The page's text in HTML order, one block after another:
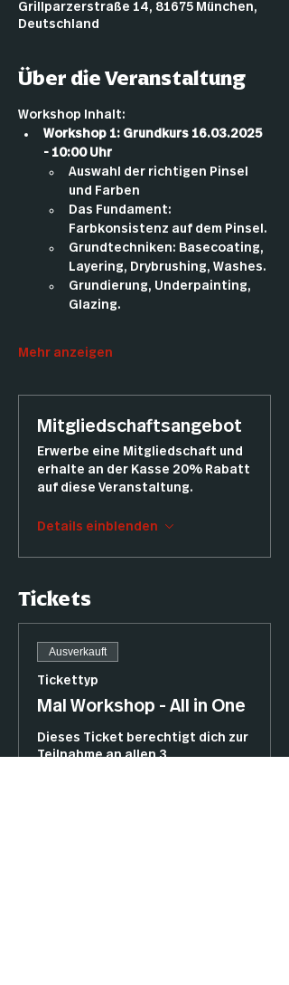
Grillparzerstraße 14, 81675 München,
Deutschland
Über die Veranstaltung
Workshop Inhalt:
Workshop 1: Grundkurs 16.03.2025
- 10:00 Uhr
Auswahl der richtigen Pinsel
und Farben
Das Fundament:
Farbkonsistenz auf dem Pinsel.
Grundtechniken: Basecoating,
Layering, Drybrushing, Washes.
Grundierung, Underpainting,
Glazing.
Mehr anzeigen
Mitgliedschaftsangebot
Erwerbe eine Mitgliedschaft und
erhalte an der Kasse 20% Rabatt
auf diese Veranstaltung.
Details einblenden
Tickets
Ausverkauft
Tickettyp
Mal Workshop - All in One
Dieses Ticket berechtigt dich zur
Teilnahme an allen 3